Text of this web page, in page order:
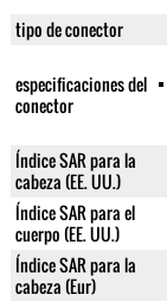
tipo de conector
especificaciones del
conector
Índice SAR para la
cabeza (EE. UU.)
Índice SAR para el
cuerpo (EE. UU.)
Índice SAR para la
cabeza (Eur)